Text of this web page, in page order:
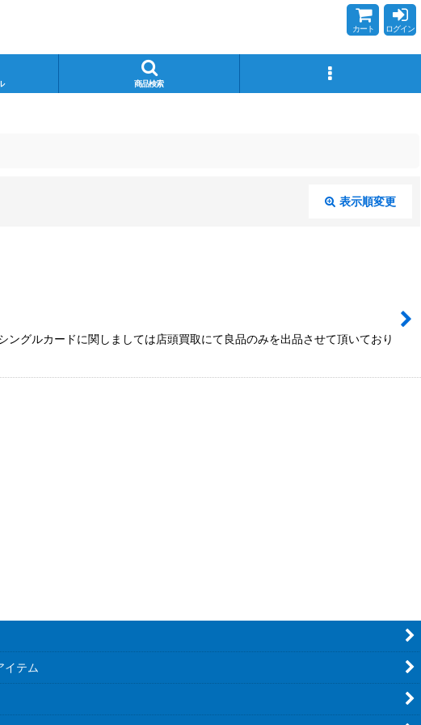
カート ログイン
商品検索
表示順変更
グルカードに関しましては店頭買取にて良品のみを出品させて頂いており
イテム